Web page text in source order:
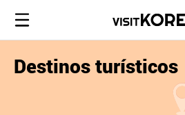
Destinos turísticos